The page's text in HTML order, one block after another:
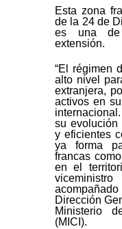
Esta zona
de la 24 de
es una
extensión.
“El régimen
alto nivel
extranjera,
activos en
su evolución
y eficientes
ya forma
francas
en el
Dirección
Ministerio
(MICI).